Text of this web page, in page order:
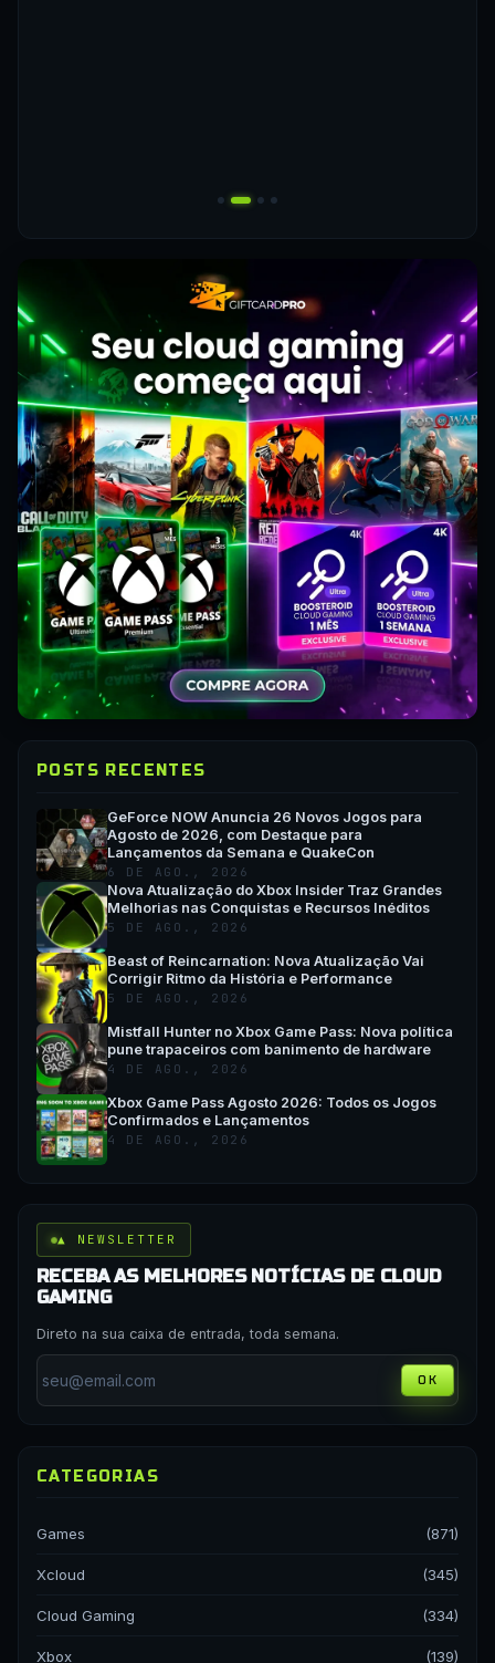
POSTS RECENTES
GeForce NOW Anuncia 26 Novos Jogos para
Agosto de 2026, com Destaque para
Lançamentos da Semana e QuakeCon
6 DE AGO., 2026
Nova Atualização do Xbox Insider Traz Grandes
Melhorias nas Conquistas e Recursos Inéditos
5 DE AGO., 2026
Beast of Reincarnation: Nova Atualização Vai
Corrigir Ritmo da História e Performance
5 DE AGO., 2026
Mistfall Hunter no Xbox Game Pass: Nova política
pune trapaceiros com banimento de hardware
4 DE AGO., 2026
Xbox Game Pass Agosto 2026: Todos os Jogos
Confirmados e Lançamentos
4 DE AGO., 2026
▲ NEWSLETTER
RECEBA AS MELHORES NOTÍCIAS DE CLOUD
GAMING
Direto na sua caixa de entrada, toda semana.
OK
CATEGORIAS
Games (871)
Xcloud (345)
Cloud Gaming (334)
Xbox (139)